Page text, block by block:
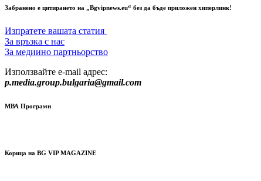
Забранено е цитирането на „Bgvipnews.eu“ без да бъде приложен хиперлинк!
Изпратете вашата статия
За връзка с нас
За медиино партньорство
Използвайте e-mail адрес:
p.media.group.bulgaria@gmail.com
МВА Програми
Корица на BG VIP MAGAZINE